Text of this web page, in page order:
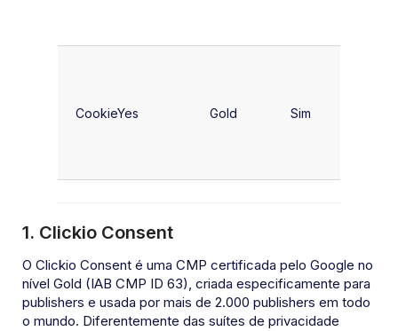
CookieYes Gold Sim
1. Clickio Consent
O Clickio Consent é uma CMP certificada pelo Google no
nível Gold (IAB CMP ID 63), criada especificamente para
publishers e usada por mais de 2.000 publishers em todo
o mundo. Diferentemente das suítes de privacidade